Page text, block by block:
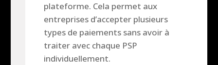
plateforme. Cela permet aux
entreprises d’accepter plusieurs
types de paiements sans avoir à
traiter avec chaque PSP
individuellement.